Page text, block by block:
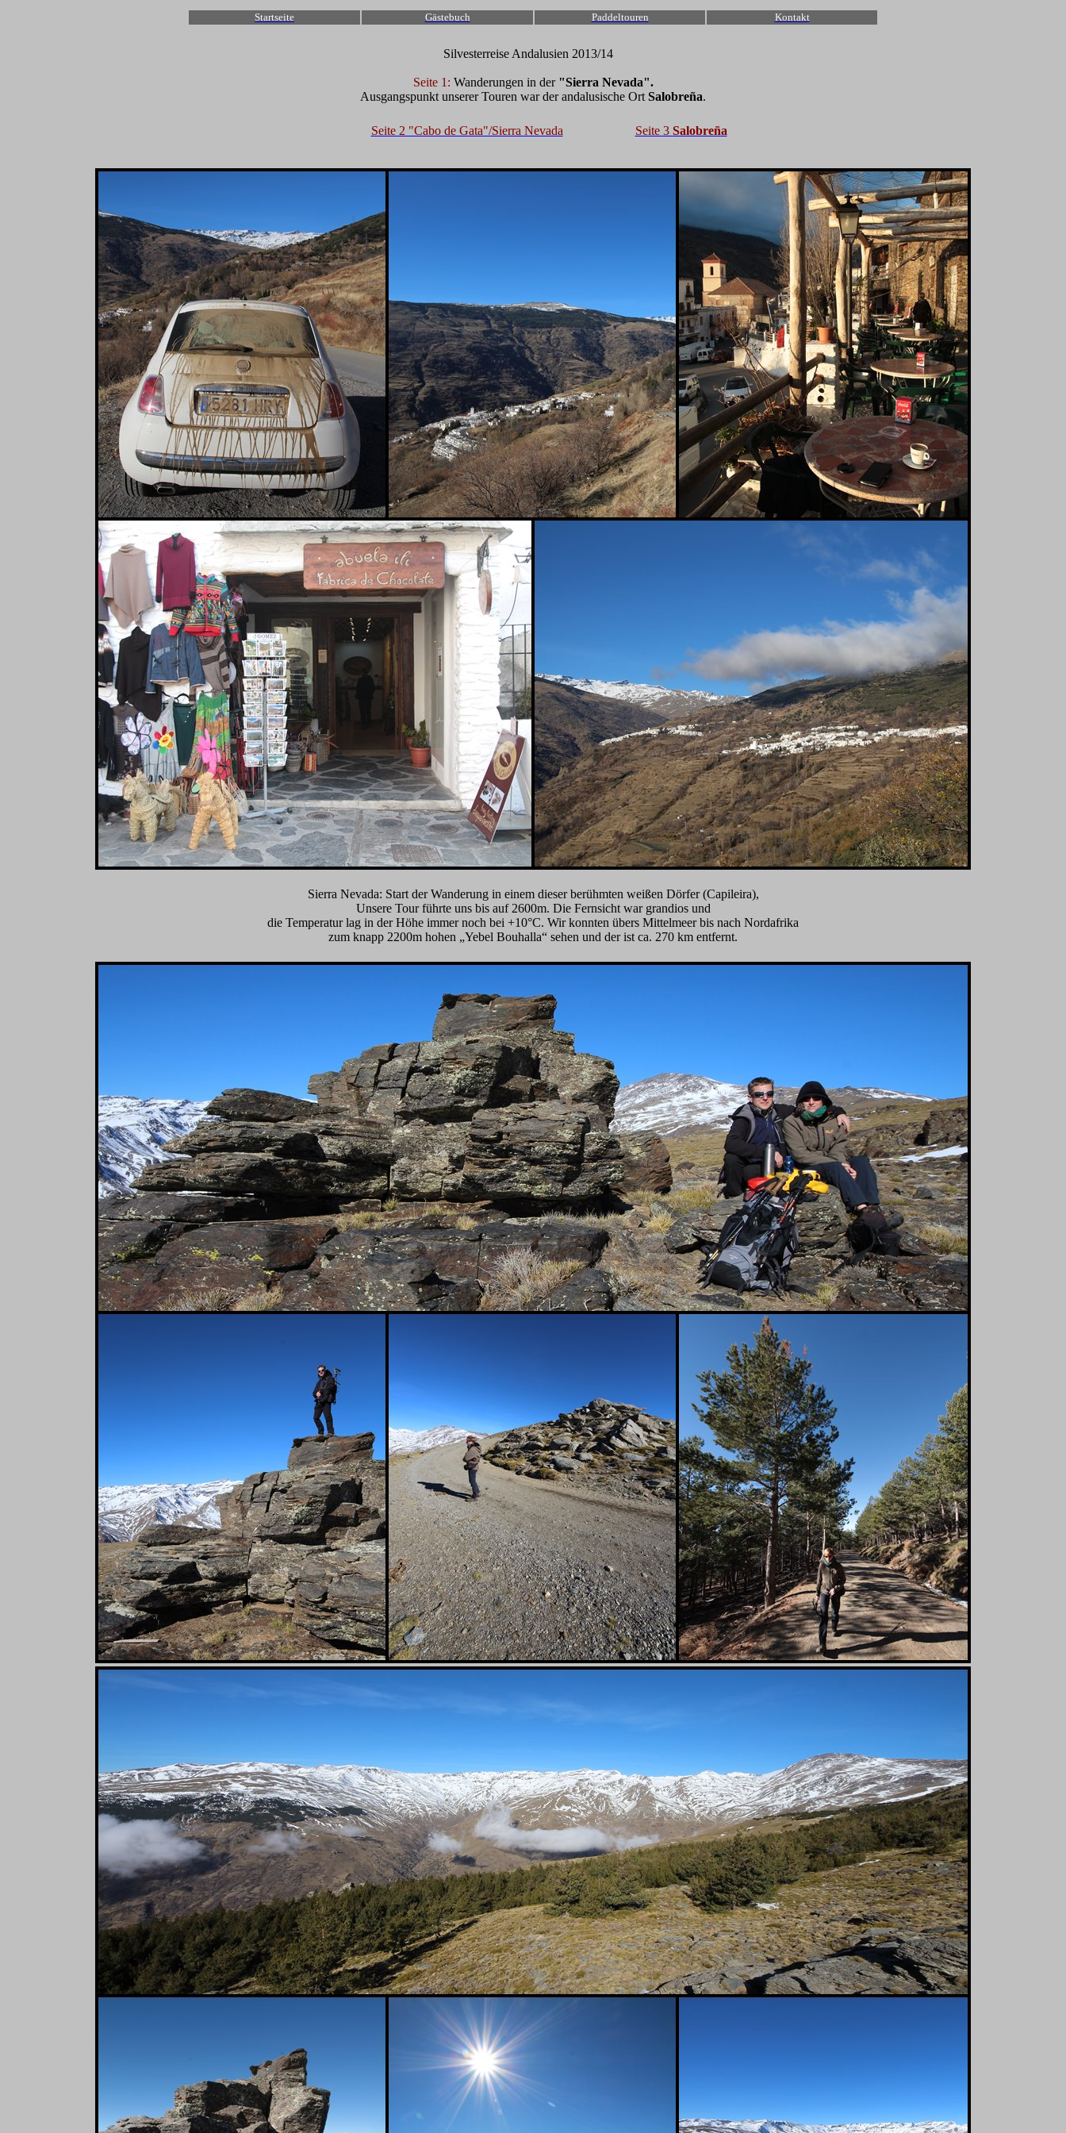
Startseite Gästebuch Paddeltouren Kontakt
Silvesterreise Andalusien 2013/14
Seite 1: Wanderungen in der "Sierra Nevada".
Ausgangspunkt unserer Touren war der andalusische Ort Salobreña.
Seite 2 "Cabo de Gata"/Sierra Nevada Seite 3 Salobreña
Sierra Nevada: Start der Wanderung in einem dieser berühmten weißen Dörfer (Capileira),
Unsere Tour führte uns bis auf 2600m. Die Fernsicht war grandios und
die Temperatur lag in der Höhe immer noch bei +10°C. Wir konnten übers Mittelmeer bis nach Nordafrika
zum knapp 2200m hohen „Yebel Bouhalla“ sehen und der ist ca. 270 km entfernt.